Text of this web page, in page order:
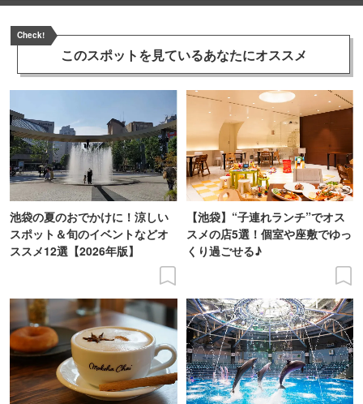
Check!
このスポットを見ているあなたにオススメ
池袋の夏のおでかけに！涼しい
スポット＆旬のイベントなどオ
ススメ12選【2026年版】
【池袋】“子連れランチ”でオス
スメの店5選！個室や座敷でゆっ
くり過ごせる♪